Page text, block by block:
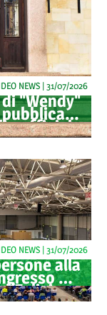
"Wendy"
ufficiale
NEWS | 31/07/2026
alla
dei
"Felici per
sempre"
NEWS | 31/07/2026